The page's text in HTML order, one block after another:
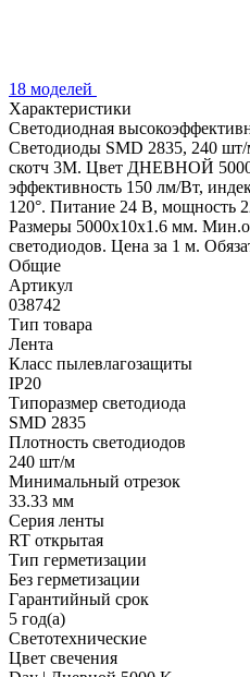
18 моделей
Характеристики
Светодиодная
Светодиоды SMD 2835, 240
скотч 3M. Цвет ДНЕВНОЙ
эффективность 150 лм/Вт,
120°. Питание 24 В, мощность
Размеры 5000x10x1.6 мм.
светодиодов. Цена за 1 м.
Общие
Артикул
038742
Тип товара
Лента
Класс пылевлагозащиты
IP20
Типоразмер светодиода
SMD 2835
Плотность светодиодов
240 шт/м
Минимальный отрезок
33.33 мм
Серия ленты
RT открытая
Тип герметизации
Без герметизации
Гарантийный срок
5 год(а)
Светотехнические
Цвет свечения